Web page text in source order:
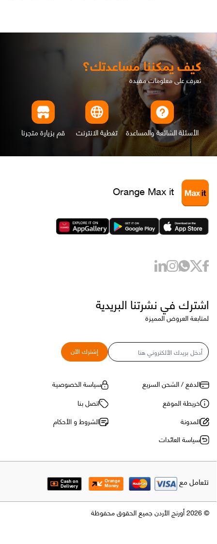
كيف يمكننا مساعدتك؟
تعرف على معلومات مفيدة
الأسئلة الشائعة والمساعدة تغطية الانترنت قم بزيارة متجرنا
Orange Max it
نتعامل مع
اشترك في نشرتنا البريدية
لمتابعة العروض المميزة
البريد
الإلكتروني
إشترك الآن
© 2026 أورنج الأردن جميع الحقوق محفوظة
الدفع / الشحن السريع
سياسة الخصوصية
خريطة الموقع
اتصل بنا
المدونة
الشروط و الأحكام
سياسة العائدات